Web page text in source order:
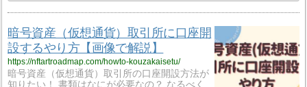
暗号資産（仮想通貨）取引所に口座開
設するやり方【画像で解説】
https://nftartroadmap.com/howto-kouzakaisetu/
暗号資産（仮想通貨）取引所の口座開設方法が
知りたい！ 書類はなにが必要なの？ なるべく